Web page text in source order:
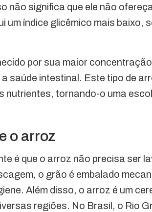
não significa que ele não
um índice glicêmico mais baixo,
por sua maior
saúde intestinal. Este tipo de
nutrientes, tornando-o uma
o arroz
é que o arroz não precisa ser
o grão é embalado
Além disso, o arroz é um
regiões. No Brasil, o Rio